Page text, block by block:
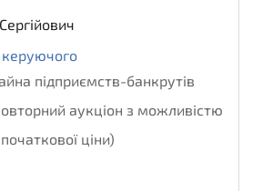
підприємств-банкрутів
аукціон з можливістю
ціни)